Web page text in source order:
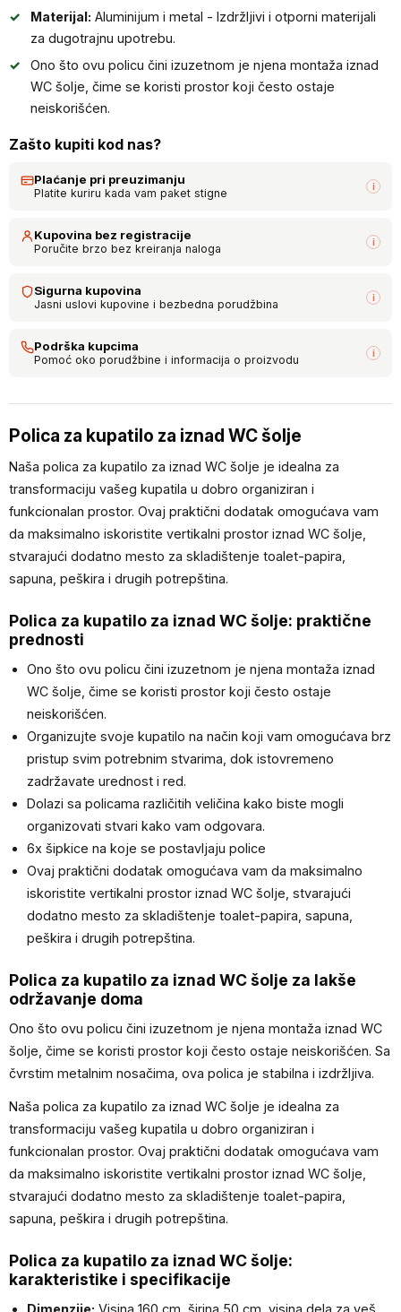
Materijal: Aluminijum i metal - Izdržljivi i otporni materijali
za dugotrajnu upotrebu.
Ono što ovu policu čini izuzetnom je njena montaža iznad
WC šolje, čime se koristi prostor koji često ostaje
neiskorišćen.
Zašto kupiti kod nas?
Plaćanje pri preuzimanju
Platite kuriru kada vam paket stigne i
Kupovina bez registracije
Poručite brzo bez kreiranja naloga i
Sigurna kupovina
Jasni uslovi kupovine i bezbedna porudžbina i
Podrška kupcima
Pomoć oko porudžbine i informacija o proizvodu i
Polica za kupatilo za iznad WC šolje
Naša polica za kupatilo za iznad WC šolje je idealna za
transformaciju vašeg kupatila u dobro organiziran i
funkcionalan prostor. Ovaj praktični dodatak omogućava vam
da maksimalno iskoristite vertikalni prostor iznad WC šolje,
stvarajući dodatno mesto za skladištenje toalet-papira,
sapuna, peškira i drugih potrepština.
Polica za kupatilo za iznad WC šolje: praktične
prednosti
Ono što ovu policu čini izuzetnom je njena montaža iznad
WC šolje, čime se koristi prostor koji često ostaje
neiskorišćen.
Organizujte svoje kupatilo na način koji vam omogućava brz
pristup svim potrebnim stvarima, dok istovremeno
zadržavate urednost i red.
Dolazi sa policama različitih veličina kako biste mogli
organizovati stvari kako vam odgovara.
6x šipkice na koje se postavljaju police
Ovaj praktični dodatak omogućava vam da maksimalno
iskoristite vertikalni prostor iznad WC šolje, stvarajući
dodatno mesto za skladištenje toalet-papira, sapuna,
peškira i drugih potrepština.
Polica za kupatilo za iznad WC šolje za lakše
održavanje doma
Ono što ovu policu čini izuzetnom je njena montaža iznad WC
šolje, čime se koristi prostor koji često ostaje neiskorišćen. Sa
čvrstim metalnim nosačima, ova polica je stabilna i izdržljiva.
Naša polica za kupatilo za iznad WC šolje je idealna za
transformaciju vašeg kupatila u dobro organiziran i
funkcionalan prostor. Ovaj praktični dodatak omogućava vam
da maksimalno iskoristite vertikalni prostor iznad WC šolje,
stvarajući dodatno mesto za skladištenje toalet-papira,
sapuna, peškira i drugih potrepština.
Polica za kupatilo za iznad WC šolje:
karakteristike i specifikacije
Dimenzije: Visina 160 cm, širina 50 cm, visina dela za veš